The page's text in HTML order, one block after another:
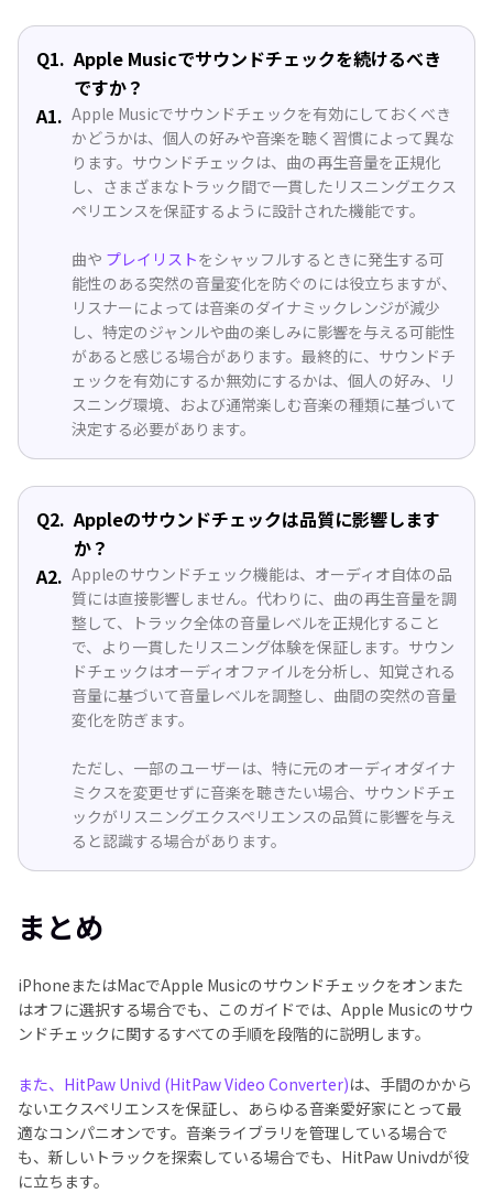
Q1. Apple Musicでサウンドチェックを続けるべき
ですか？
A1. Apple Musicでサウンドチェックを有効にしておくべき
かどうかは、個人の好みや音楽を聴く習慣によって異な
ります。サウンドチェックは、曲の再生音量を正規化
し、さまざまなトラック間で一貫したリスニングエクス
ペリエンスを保証するように設計された機能です。
曲や プレイリストをシャッフルするときに発生する可
能性のある突然の音量変化を防ぐのには役立ちますが、
リスナーによっては音楽のダイナミックレンジが減少
し、特定のジャンルや曲の楽しみに影響を与える可能性
があると感じる場合があります。最終的に、サウンドチ
ェックを有効にするか無効にするかは、個人の好み、リ
スニング環境、および通常楽しむ音楽の種類に基づいて
決定する必要があります。
Q2. Appleのサウンドチェックは品質に影響します
か？
A2. Appleのサウンドチェック機能は、オーディオ自体の品
質には直接影響しません。代わりに、曲の再生音量を調
整して、トラック全体の音量レベルを正規化すること
で、より一貫したリスニング体験を保証します。サウン
ドチェックはオーディオファイルを分析し、知覚される
音量に基づいて音量レベルを調整し、曲間の突然の音量
変化を防ぎます。
ただし、一部のユーザーは、特に元のオーディオダイナ
ミクスを変更せずに音楽を聴きたい場合、サウンドチェ
ックがリスニングエクスペリエンスの品質に影響を与え
ると認識する場合があります。
まとめ
iPhoneまたはMacでApple Musicのサウンドチェックをオンまた
はオフに選択する場合でも、このガイドでは、Apple Musicのサウ
ンドチェックに関するすべての手順を段階的に説明します。
また、HitPaw Univd (HitPaw Video Converter)は、手間のかから
ないエクスペリエンスを保証し、あらゆる音楽愛好家にとって最
適なコンパニオンです。音楽ライブラリを管理している場合で
も、新しいトラックを探索している場合でも、HitPaw Univdが役
に立ちます。